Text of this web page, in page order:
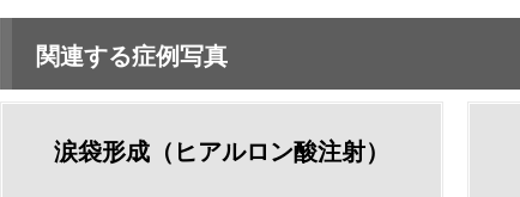
関連する症例写真
涙袋形成（ヒアルロン酸注射）